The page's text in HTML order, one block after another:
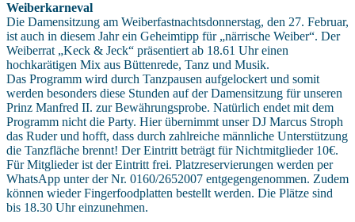
Weiberkarneval
Die Damensitzung am Weiberfastnachtsdonnerstag, den 27. Februar,
ist auch in diesem Jahr ein Geheimtipp für „närrische Weiber“. Der
Weiberrat „Keck & Jeck“ präsentiert ab 18.61 Uhr einen
hochkarätigen Mix aus Büttenrede, Tanz und Musik.
Das Programm wird durch Tanzpausen aufgelockert und somit
werden besonders diese Stunden auf der Damensitzung für unseren
Prinz Manfred II. zur Bewährungsprobe. Natürlich endet mit dem
Programm nicht die Party. Hier übernimmt unser DJ Marcus Stroph
das Ruder und hofft, dass durch zahlreiche männliche Unterstützung
die Tanzfläche brennt! Der Eintritt beträgt für Nichtmitglieder 10€.
Für Mitglieder ist der Eintritt frei. Platzreservierungen werden per
WhatsApp unter der Nr. 0160/2652007 entgegengenommen. Zudem
können wieder Fingerfoodplatten bestellt werden. Die Plätze sind
bis 18.30 Uhr einzunehmen.